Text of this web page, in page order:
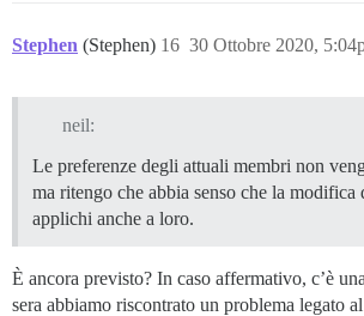
Stephen (Stephen) 30 Ottobre 2020,
16
neil:
Le preferenze degli attuali membri non
ma ritengo che abbia senso che la modifica
applichi anche a loro.
È ancora previsto? In caso affermativo, c’è
sera abbiamo riscontrato un problema legato